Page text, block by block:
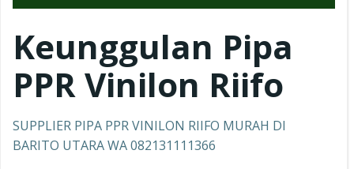
Keunggulan Pipa
PPRVinilon Riifo
SUPPLIER PIPA PPR VINILON RIIFO MURAH DI
BARITO UTARA WA 082131111366